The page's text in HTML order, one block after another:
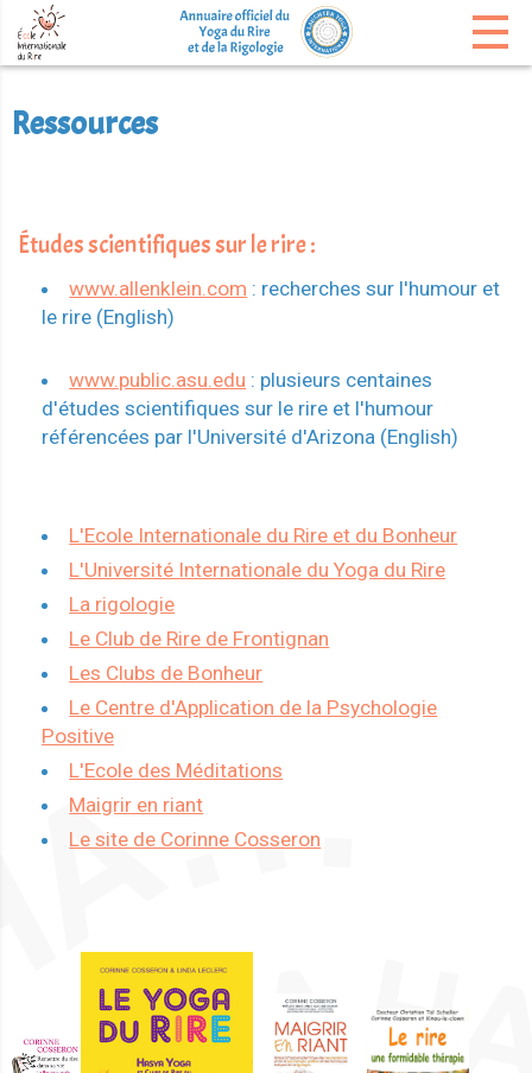
Ressources
Études scientifiques sur le rire :
www.allenklein.com : recherches sur l'humour et
le rire (English)
www.public.asu.edu : plusieurs centaines
d'études scientifiques sur le rire et l'humour
référencées par l'Université d'Arizona (English)
L'Ecole Internationale du Rire et du Bonheur
L'Université Internationale du Yoga du Rire
La rigologie
Le Club de Rire de Frontignan
Les Clubs de Bonheur
Le Centre d'Application de la Psychologie
Positive
L'Ecole des Méditations
Maigrir en riant
Le site de Corinne Cosseron